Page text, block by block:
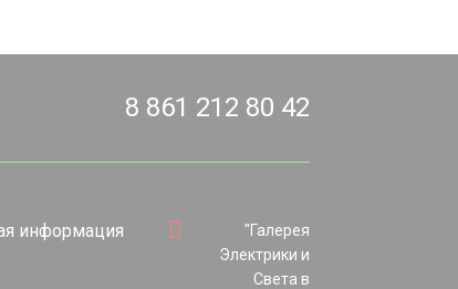
8 861 212 80 42
информация
"Галерея
Электрики и
Света в